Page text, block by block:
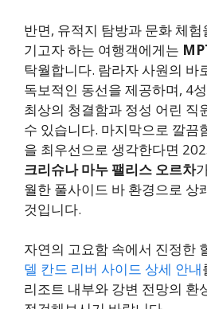
반면, 유적지 탐방과 문화 체
기고자 하는 여행객에게는
탁월합니다. 람라자 사원의 바
독보적인 동선을 제공하며, 4
최상의 청결함과 정성 어린 직
수 있습니다. 마지막으로 깔끔
을 최우선으로 생각한다면
크리슈나 마누 팰리스 오르차
월한 풀사이드 바 환경으로 상
것입니다.
자연의 고요함 속에서 진정한
델 칸드 리버 사이드 상세 안내
리조트 내부와 강변 전망의 환